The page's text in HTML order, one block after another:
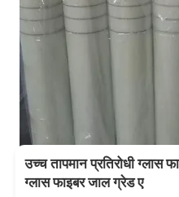
उच्च तापमान प्रतिरोधी ग्लास
ग्लास फाइबर जाल ग्रेड ए